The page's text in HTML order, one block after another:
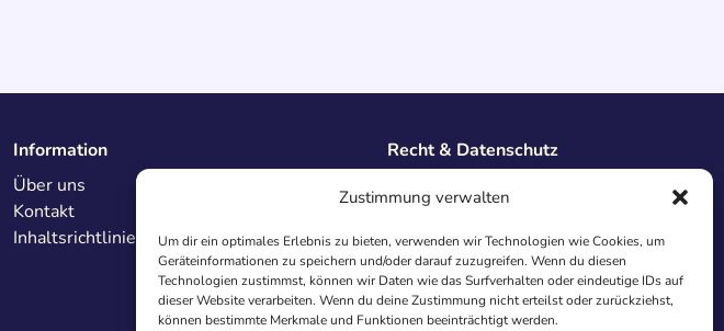
Zustimmung verwalten
Um dir ein optimales Erlebnis zu bieten, verwenden wir Technologien wie Cookies, um
Geräteinformationen zu speichern und/oder darauf zuzugreifen. Wenn du diesen
Technologien zustimmst, können wir Daten wie das Surfverhalten oder eindeutige IDs auf
dieser Website verarbeiten. Wenn du deine Zustimmung nicht erteilst oder zurückziehst,
können bestimmte Merkmale und Funktionen beeinträchtigt werden.
Information
Über uns
Kontakt
Inhaltsrichtlinien
Recht & Datenschutz
Datenschutz
AGB
Cookies